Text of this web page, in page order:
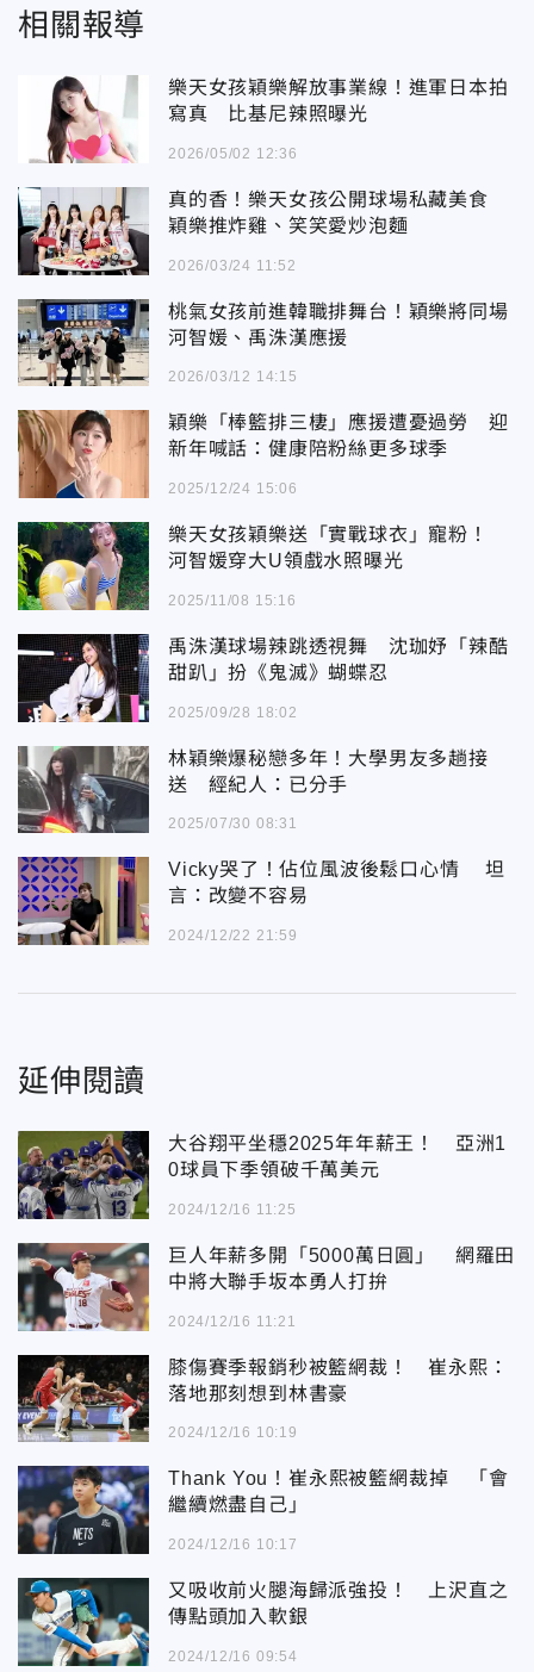
相關報導
樂天女孩穎樂解放事業線！進軍日本拍
寫真 比基尼辣照曝光
2026/05/02 12:36
真的香！樂天女孩公開球場私藏美食
穎樂推炸雞、笑笑愛炒泡麵
2026/03/24 11:52
桃氣女孩前進韓職排舞台！穎樂將同場
河智媛、禹洙漢應援
2026/03/12 14:15
穎樂「棒籃排三棲」應援遭憂過勞 迎
新年喊話：健康陪粉絲更多球季
2025/12/24 15:06
樂天女孩穎樂送「實戰球衣」寵粉！
河智媛穿大U領戲水照曝光
2025/11/08 15:16
禹洙漢球場辣跳透視舞 沈珈妤「辣酷
甜趴」扮《鬼滅》蝴蝶忍
2025/09/28 18:02
林穎樂爆秘戀多年！大學男友多趟接
送 經紀人：已分手
2025/07/30 08:31
Vicky哭了！佔位風波後鬆口心情 坦
言：改變不容易
2024/12/22 21:59
延伸閱讀
大谷翔平坐穩2025年年薪王！ 亞洲1
0球員下季領破千萬美元
2024/12/16 11:25
巨人年薪多開「5000萬日圓」 網羅田
中將大聯手坂本勇人打拚
2024/12/16 11:21
膝傷賽季報銷秒被籃網裁！ 崔永熙：
落地那刻想到林書豪
2024/12/16 10:19
Thank You！崔永熙被籃網裁掉 「會
繼續燃盡自己」
2024/12/16 10:17
又吸收前火腿海歸派強投！ 上沢直之
傳點頭加入軟銀
2024/12/16 09:54